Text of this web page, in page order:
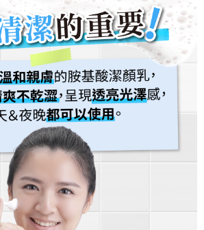
Shipping Rates